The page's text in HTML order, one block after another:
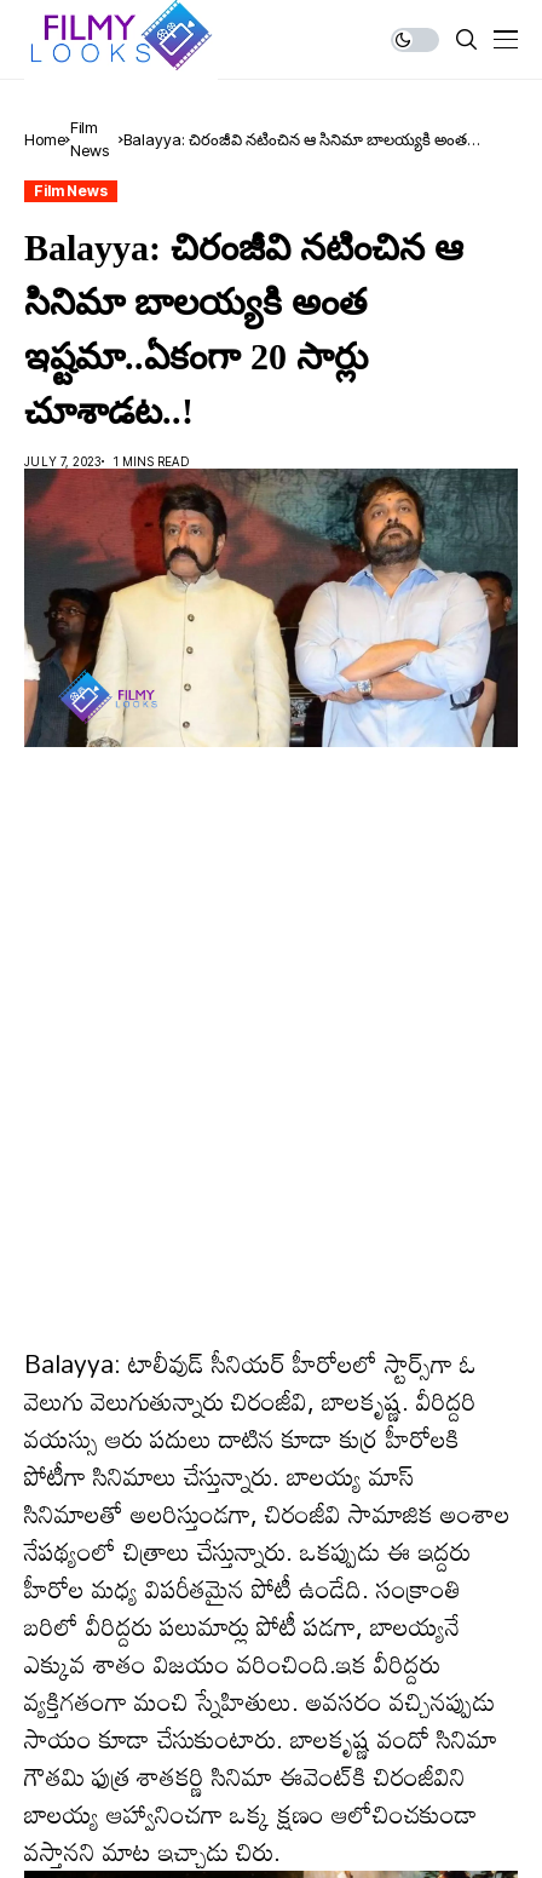
Home
Film
News
Balayya: చిరంజీవి న‌టించిన ఆ సినిమా బాల‌య్య‌కి అంత
Film News
Balayya: చిరంజీవి న‌టించిన ఆ
సినిమా బాల‌య్య‌కి అంత
ఇష్ట‌మా..ఏకంగా 20 సార్లు
చూశాడ‌ట‌..!
JULY 7, 2023 1 MINS READ
Balayya: టాలీవుడ్ సీనియ‌ర్ హీరోల‌లో స్టార్స్‌గా ఓ
వెలుగు వెలుగుతున్నారు చిరంజీవి, బాల‌కృష్ణ‌. వీరిద్దరి
వ‌య‌స్సు ఆరు ప‌దులు దాటిన కూడా కుర్ర హీరోల‌కి
పోటీగా సినిమాలు చేస్తున్నారు. బాల‌య్య మాస్
సినిమాల‌తో అల‌రిస్తుండ‌గా, చిరంజీవి సామాజిక అంశాల
నేప‌థ్యంలో చిత్రాలు చేస్తున్నారు. ఒక‌ప్పుడు ఈ ఇద్దరు
హీరోల మ‌ధ్య విప‌రీత‌మైన పోటీ ఉండేది. సంక్రాంతి
బరిలో వీరిద్ద‌రు ప‌లుమార్లు పోటీ ప‌డగా, బాల‌య్య‌నే
ఎక్కువ శాతం విజ‌యం వ‌రించింది.ఇక వీరిద్ద‌రు
వ్య‌క్తిగ‌తంగా మంచి స్నేహితులు. అవ‌స‌రం వ‌చ్చిన‌ప్పుడు
సాయం కూడా చేసుకుంటారు. బాల‌కృష్ణ వందో సినిమా
గౌత‌మి ఫుత్ర శాత‌క‌ర్ణి సినిమా ఈవెంట్‌కి చిరంజీవిని
బాలయ్య ఆహ్వానించ‌గా ఒక్క క్ష‌ణం ఆలోచించ‌కుండా
వ‌స్తాన‌ని మాట ఇచ్చాడు చిరు.